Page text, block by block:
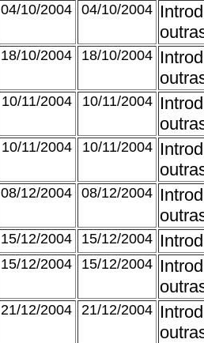
04/10/2004 04/10/2004
18/10/2004 18/10/2004
10/11/2004 10/11/2004
10/11/2004 10/11/2004
08/12/2004 08/12/2004
15/12/2004 15/12/2004
15/12/2004 15/12/2004
21/12/2004 21/12/2004